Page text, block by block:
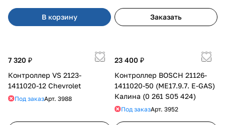
В корзину Заказать
7 320 ₽
Контроллер VS 2123-
1411020-12 Chevrolet
Под заказАрт. 3988
23 400 ₽
Контроллер BOSCH 21126-
1411020-50 (ME17.9.7. E-GAS)
Калина (0 261 S05 424)
Под заказАрт. 3952